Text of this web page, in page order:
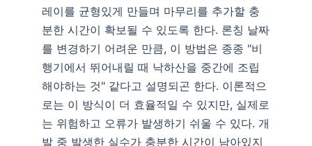
레이를 균형있게 만들며 마무리를 추가할 충
분한 시간이 확보될 수 있도록 한다. 론칭 날짜
를 변경하기 어려운 만큼, 이 방법은 종종 "비
행기에서 뛰어내릴 때 낙하산을 중간에 조립
해야하는 것" 같다고 설명되곤 한다. 이론적으
로는 이 방식이 더 효율적일 수 있지만, 실제로
는 위험하고 오류가 발생하기 쉬울 수 있다. 개
발 중 발생한 실수가 충분한 시간이 남아있지